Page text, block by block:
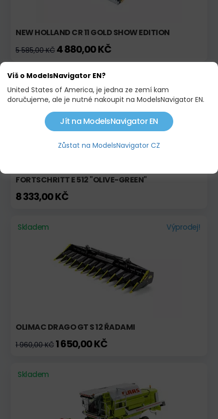
NEW HOLLAND CR 11 GOLD SHOW EDITION
5 585,00 KČ 4 880,00 KČ
Skladem
FORTSCHRITT E 512 "OLIVE-GREEN"
8 333,00 KČ
Skladem Výprodej!
OLIMAC DRAGO GT S 12 ŘADAMI
1 960,00 KČ 1 650,00 KČ
Skladem
Víš o ModelsNavigator EN?
United States of America, je jedna ze zemí kam
doručujeme, ale je nutné nakoupit na ModelsNavigator EN.
Jít na ModelsNavigator EN
Zůstat na ModelsNavigator CZ